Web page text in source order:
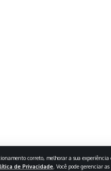
correto, melhorar a sua
de Privacidade . Você pode gerenciar